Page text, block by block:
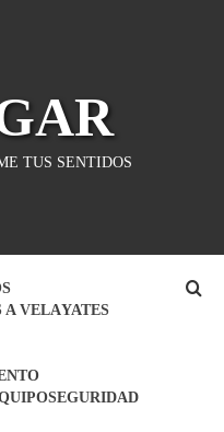
TUS SENTIDOS
A VELAYATES
SEGURIDAD